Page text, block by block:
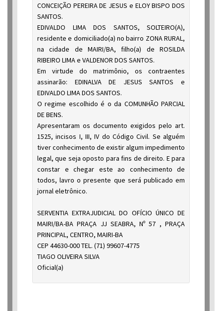
CONCEIÇÃO PEREIRA DE JESUS e ELOY BISPO DOS
SANTOS.
EDIVALDO LIMA DOS SANTOS, SOLTEIRO(A),
residente e domiciliado(a) no bairro ZONA RURAL,
na cidade de MAIRI/BA, filho(a) de ROSILDA
RIBEIRO LIMA e VALDENOR DOS SANTOS.
Em virtude do matrimônio, os contraentes
assinarão: EDINALVA DE JESUS SANTOS e
EDIVALDO LIMA DOS SANTOS.
O regime escolhido é o da COMUNHÃO PARCIAL
DE BENS.
Apresentaram os documento exigidos pelo art.
1525, incisos I, III, IV do Código Civil. Se alguém
tiver conhecimento de existir algum impedimento
legal, que seja oposto para fins de direito. E para
constar e chegar este ao conhecimento de
todos, lavro o presente que será publicado em
jornal eletrônico.
SERVENTIA EXTRAJUDICIAL DO OFÍCIO ÚNICO DE
MAIRI/BA-BA PRAÇA JJ SEABRA, Nº 57 , PRAÇA
PRINCIPAL, CENTRO, MAIRI-BA
CEP 44630-000 TEL. (71) 99607-4775
TIAGO OLIVEIRA SILVA
Oficial(a)